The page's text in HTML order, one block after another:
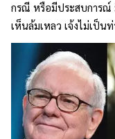
กรณี หรือมีประสบการณ์
เห็นล้มเหลว เจ้งไม่เป็น